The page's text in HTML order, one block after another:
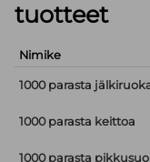
tuotteet
Nimike
1000 parasta
1000 parasta keittoa
1000 parasta